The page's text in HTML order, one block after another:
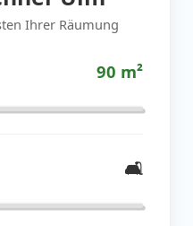
Ihrer Räumung
90 m²
🛋️